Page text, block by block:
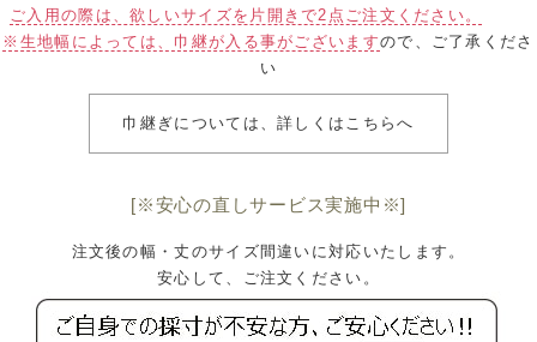
ご入用の際は、欲しいサイズを片開きで2点ご注文ください。
※生地幅によっては、巾継が入る事がございますので、ご了承くださ
い
巾継ぎについては、詳しくはこちらへ
[※安心の直しサービス実施中※]
注文後の幅・丈のサイズ間違いに対応いたします。
安心して、ご注文ください。